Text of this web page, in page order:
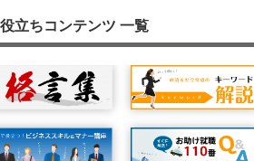
アイコンタクトで思いを伝える
連絡の基本（時間に遅れそうな時）
聞き上手になろう
エレベーターでのマナーを抑えておこう
お茶の出し方を知っていますか？
『ほうれんそう』を身につけよう
ビジネスメールでのマナー
電話を受けるときのポイント
健康に働くこと
そうじ力
５Ｓで現場力を強化する
お礼状を書いてみよう
SNSで情報発信するときの注意点
手帳を使いこなそう
共感する力
質問力を鍛えよう
仕事の効率化
ストレス対処法
差のつく議事録の書き方
メールと対面を使い分ける
本をたくさん読もう
【チェックリスト】でモレなくダブりなく
携帯電話のマナー
交渉力を高めよう
忙しい時に追加で仕事を頼まれた時の対応
マニュアルに頼っていませんか
丹田呼吸法
立ちコンテンツ 一覧